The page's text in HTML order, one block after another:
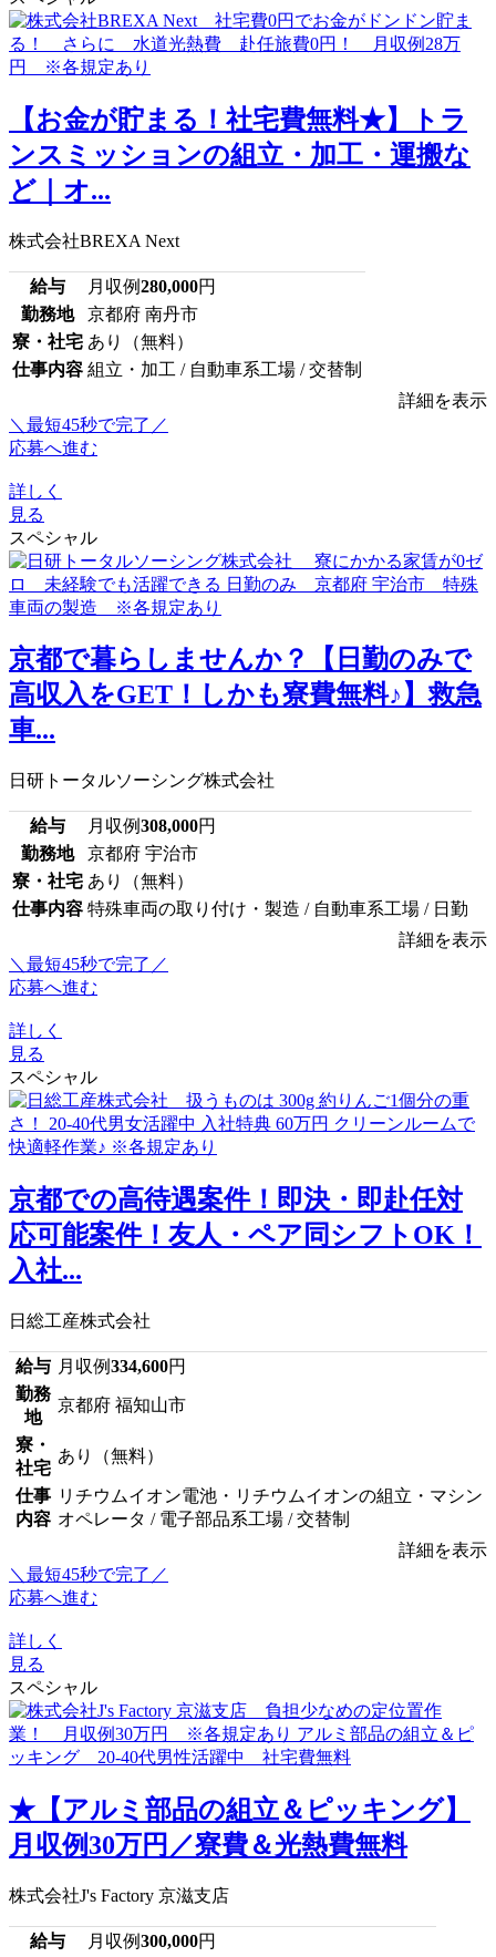
【お金が貯まる！社宅費無料★】トラ
ンスミッションの組立・加工・運搬な
ど｜オ...
株式会社BREXA Next
給与 月収例280,000円
勤務地
京都府 南丹市
寮・社宅 あり（無料）
仕事内容 組立・加工 / 自動車系工場 / 交替制
詳細を表示
＼最短45秒で完了／
応募へ進む
詳しく
見る
スペシャル
京都で暮らしませんか？【日勤のみで
高収入をGET！しかも寮費無料♪】救急
車...
日研トータルソーシング株式会社
給与 月収例308,000円
勤務地
京都府 宇治市
寮・社宅 あり（無料）
仕事内容 特殊車両の取り付け・製造 / 自動車系工場 / 日勤
詳細を表示
＼最短45秒で完了／
応募へ進む
詳しく
見る
スペシャル
京都での高待遇案件！即決・即赴任対
応可能案件！友人・ペア同シフトOK！
入社...
日総工産株式会社
給与 月収例334,600円
勤務
地
京都府 福知山市
寮・
社宅
あり（無料）
仕事
内容
リチウムイオン電池・リチウムイオンの組立・マシン
オペレータ / 電子部品系工場 / 交替制
詳細を表示
＼最短45秒で完了／
応募へ進む
詳しく
見る
スペシャル
★【アルミ部品の組立＆ピッキング】
月収例30万円／寮費＆光熱費無料
株式会社J's Factory 京滋支店
給与 月収例300,000円